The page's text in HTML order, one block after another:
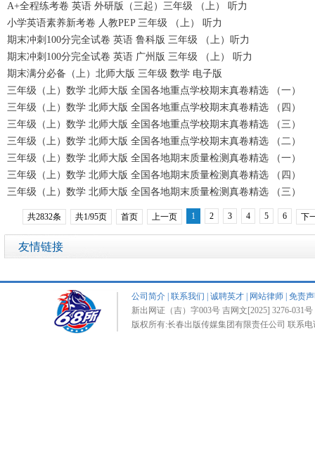
A+全程练考卷 英语 外研版（三起）三年级 （上） 听力
小学英语素养新考卷 人教PEP 三年级 （上） 听力
期末冲刺100分完全试卷 英语 鲁科版 三年级 （上）听力
期末冲刺100分完全试卷 英语 广州版 三年级 （上） 听力
期末满分必备（上）北师大版 三年级 数学 电子版
三年级（上）数学 北师大版 全国各地重点学校期末真卷精选 （一）
三年级（上）数学 北师大版 全国各地重点学校期末真卷精选 （四）
三年级（上）数学 北师大版 全国各地重点学校期末真卷精选 （三）
三年级（上）数学 北师大版 全国各地重点学校期末真卷精选 （二）
三年级（上）数学 北师大版 全国各地期末质量检测真卷精选 （一）
三年级（上）数学 北师大版 全国各地期末质量检测真卷精选 （四）
三年级（上）数学 北师大版 全国各地期末质量检测真卷精选 （三）
共2832条 共1/95页 首页 上一页 1 2 3 4 5 6 下
友情链接
公司简介 联系我们 诚聘英才 网站律师 免责
新出网证（吉）字003号 吉网文[2025] 3276-031
版权所有:长春出版传媒集团有限责任公司 联系电